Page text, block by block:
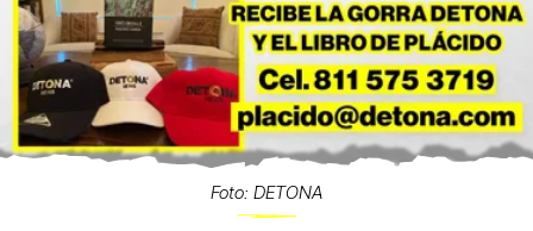
Foto: DETONA